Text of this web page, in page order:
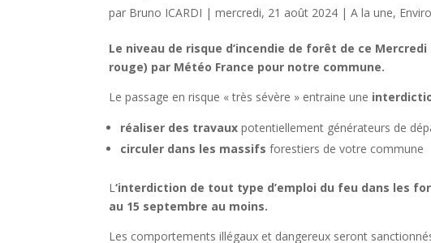
par Bruno ICARDI |mercredi, 21 août 2024 |A la une,
Le niveau de risque d’incendie de forêt de ce
rouge) par Météo France pour notre commune.
Le passage en risque « très sévère » entraine une
réaliser des travaux potentiellement générateurs de
circuler dans les massifsforestiers de votre commune
L‘interdiction de tout type d’emploi du feu dans les
au 15 septembre au moins.
Les comportements illégaux et dangereux seront